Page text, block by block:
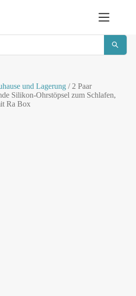
und Lagerung/ 2 Paar
Silikon-Ohrstöpsel zum Schlafen,
Ra Box